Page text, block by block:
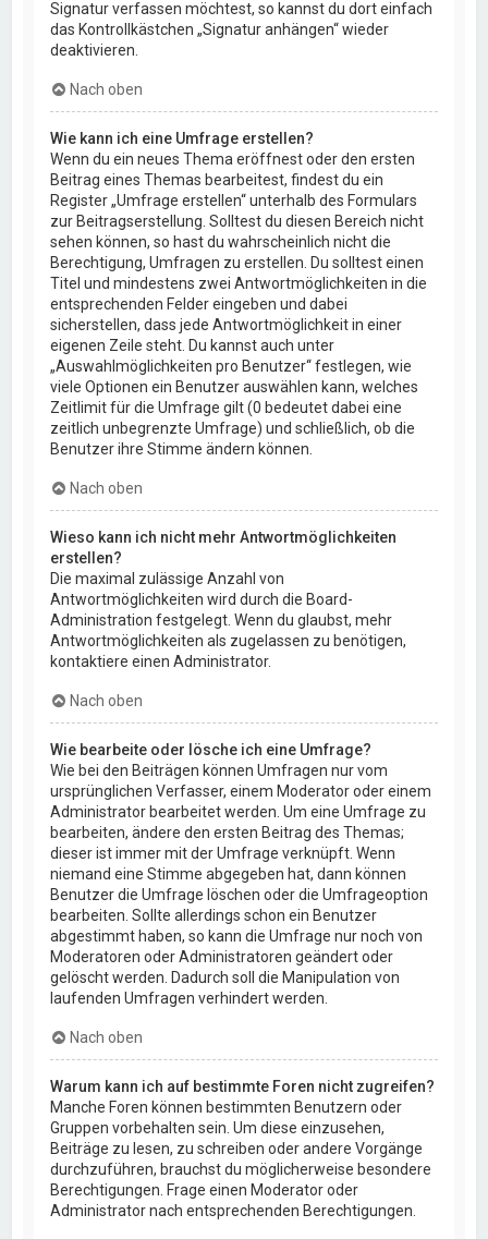
Signatur verfassen möchtest, so kannst du dort einfach
das Kontrollkästchen „Signatur anhängen“ wieder
deaktivieren.
Nach oben
Wie kann ich eine Umfrage erstellen?
Wenn du ein neues Thema eröffnest oder den ersten
Beitrag eines Themas bearbeitest, findest du ein
Register „Umfrage erstellen“ unterhalb des Formulars
zur Beitragserstellung. Solltest du diesen Bereich nicht
sehen können, so hast du wahrscheinlich nicht die
Berechtigung, Umfragen zu erstellen. Du solltest einen
Titel und mindestens zwei Antwortmöglichkeiten in die
entsprechenden Felder eingeben und dabei
sicherstellen, dass jede Antwortmöglichkeit in einer
eigenen Zeile steht. Du kannst auch unter
„Auswahlmöglichkeiten pro Benutzer“ festlegen, wie
viele Optionen ein Benutzer auswählen kann, welches
Zeitlimit für die Umfrage gilt (0 bedeutet dabei eine
zeitlich unbegrenzte Umfrage) und schließlich, ob die
Benutzer ihre Stimme ändern können.
Nach oben
Wieso kann ich nicht mehr Antwortmöglichkeiten
erstellen?
Die maximal zulässige Anzahl von
Antwortmöglichkeiten wird durch die Board-
Administration festgelegt. Wenn du glaubst, mehr
Antwortmöglichkeiten als zugelassen zu benötigen,
kontaktiere einen Administrator.
Nach oben
Wie bearbeite oder lösche ich eine Umfrage?
Wie bei den Beiträgen können Umfragen nur vom
ursprünglichen Verfasser, einem Moderator oder einem
Administrator bearbeitet werden. Um eine Umfrage zu
bearbeiten, ändere den ersten Beitrag des Themas;
dieser ist immer mit der Umfrage verknüpft. Wenn
niemand eine Stimme abgegeben hat, dann können
Benutzer die Umfrage löschen oder die Umfrageoption
bearbeiten. Sollte allerdings schon ein Benutzer
abgestimmt haben, so kann die Umfrage nur noch von
Moderatoren oder Administratoren geändert oder
gelöscht werden. Dadurch soll die Manipulation von
laufenden Umfragen verhindert werden.
Nach oben
Warum kann ich auf bestimmte Foren nicht zugreifen?
Manche Foren können bestimmten Benutzern oder
Gruppen vorbehalten sein. Um diese einzusehen,
Beiträge zu lesen, zu schreiben oder andere Vorgänge
durchzuführen, brauchst du möglicherweise besondere
Berechtigungen. Frage einen Moderator oder
Administrator nach entsprechenden Berechtigungen.